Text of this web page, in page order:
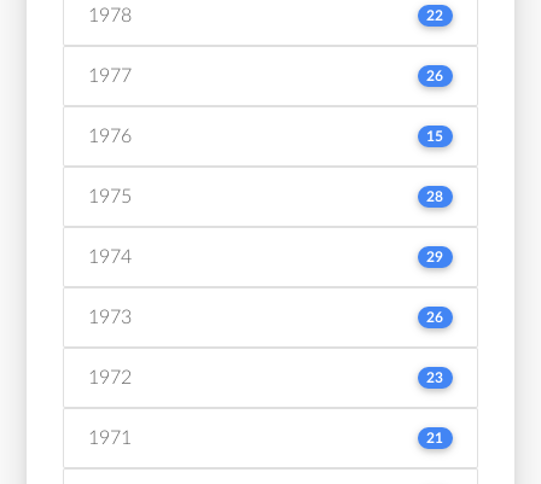
1978 22
1977 26
1976 15
1975 28
1974 29
1973 26
1972 23
1971 21